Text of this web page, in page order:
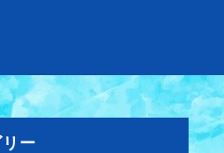
ー